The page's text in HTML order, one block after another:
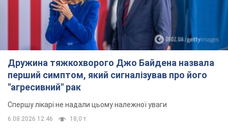
Дружина тяжкохворого Джо Байдена назвала
перший симптом, який сигналізував про його
"агресивний" рак
Спершу лікарі не надали цьому належної уваги
6.08.2026 12:46 18,0 т.